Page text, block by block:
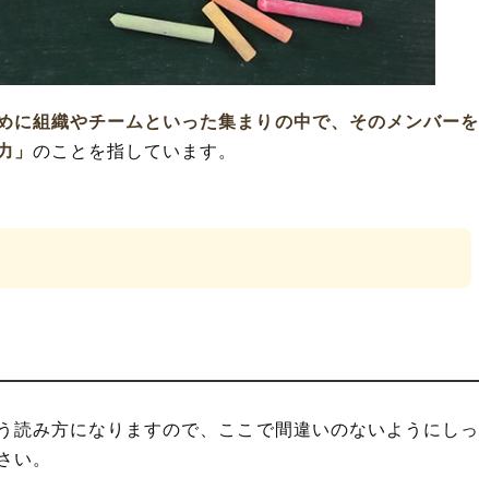
に組織やチームといった集まりの中で、そのメンバーを
」 のことを指しています。
読み方になりますので、ここで間違いのないようにしっ
い。